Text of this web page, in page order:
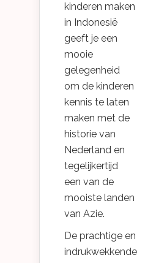
kinderen maken
in Indonesië
geeft je een
mooie
gelegenheid
om de kinderen
kennis te laten
maken met de
historie van
Nederland en
tegelijkertijd
een van de
mooiste landen
van Azie.
De prachtige en
indrukwekkende